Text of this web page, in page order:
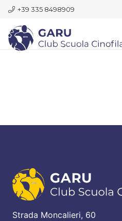
+39 335 8498909
Strada Moncalieri, 60